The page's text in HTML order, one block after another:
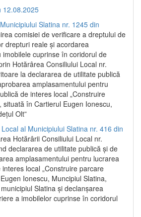
12.08.2025
Slatina nr. 1245 din
comisiei de verificare a dreptului de
drepturi reale și acordarea
cuprinse în coridorul de
Hotărârea Consiliului Local nr.
la declararea de utilitate publică
amplasamentului pentru
de interes local „Construire
în Cartierul Eugen Ionescu,
Olt”
al Municipiului Slatina nr. 416 din
Hotărârii Consiliului Local nr.
declararea de utilitate publică și de
amplasamentului pentru lucrarea
local „Construire parcare
Ionescu, Muncipiul Slatina,
Slatina și declanșarea
a imobilelor cuprinse în coridorul